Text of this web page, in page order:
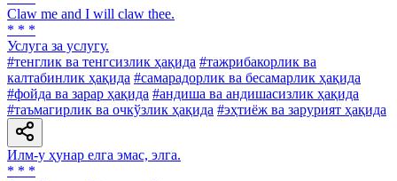
Claw me and I will claw thee.
* * *
Услуга за услугу.
#тенглик ва тенгсизлик ҳақида #тажрибакорлик ва
калтабинлик ҳақида #самарадорлик ва бесамарлик ҳақида
#фойда ва зарар ҳақида #андиша ва андишасизлик ҳақида
#таъмагирлик ва очкўзлик ҳақида #эҳтиёж ва зарурият ҳақида
Илм-у ҳунар елга эмас, элга.
* * *